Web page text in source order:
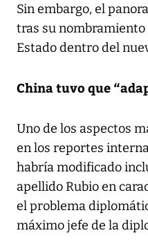
Sin embargo, el
tras su
Estado dentro del
China tuvo que
Uno de los aspectos
en los reportes
habría modificado
apellido Rubio en
el problema
máximo jefe de la